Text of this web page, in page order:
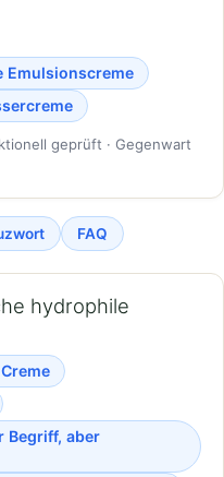
Emulsionscreme
geprüft · Gegenwart
FAQ
hydrophile
Begriff, aber